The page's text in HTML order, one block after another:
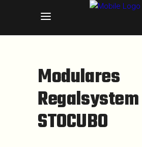
Modulares
Regalsystem
STOCUBO